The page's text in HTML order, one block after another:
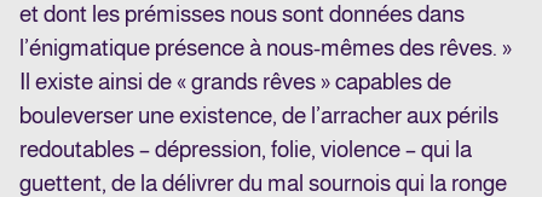
et dont les prémisses nous sont données dans
l’énigmatique présence à nous-mêmes des rêves. »
Il existe ainsi de « grands rêves » capables de
bouleverser une existence, de l’arracher aux périls
redoutables – dépression, folie, violence – qui la
guettent, de la délivrer du mal sournois qui la ronge